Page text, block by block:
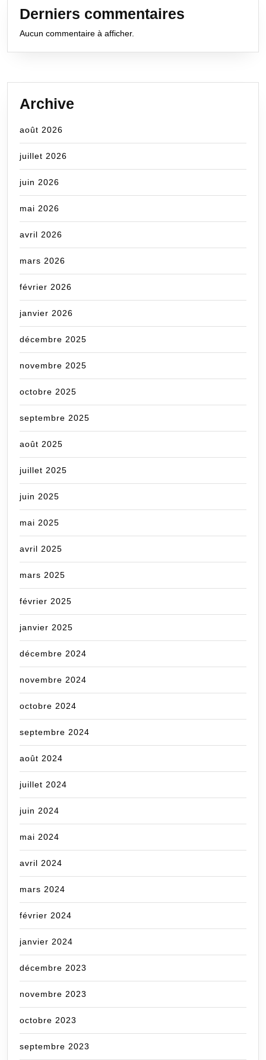
Derniers commentaires
Aucun commentaire à afficher.
Archive
août 2026
juillet 2026
juin 2026
mai 2026
avril 2026
mars 2026
février 2026
janvier 2026
décembre 2025
novembre 2025
octobre 2025
septembre 2025
août 2025
juillet 2025
juin 2025
mai 2025
avril 2025
mars 2025
février 2025
janvier 2025
décembre 2024
novembre 2024
octobre 2024
septembre 2024
août 2024
juillet 2024
juin 2024
mai 2024
avril 2024
mars 2024
février 2024
janvier 2024
décembre 2023
novembre 2023
octobre 2023
septembre 2023